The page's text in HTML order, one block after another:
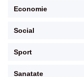
Economie
Social
Sport
Sanatate